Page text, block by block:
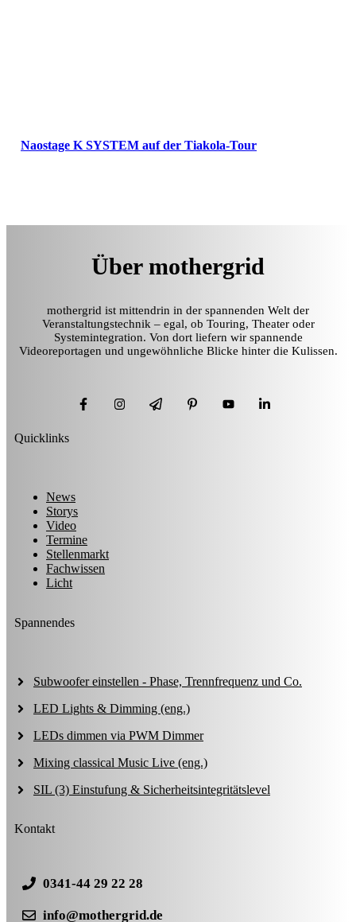
Naostage K SYSTEM auf der Tiakola-Tour
Über mothergrid
mothergrid ist mittendrin in der spannenden Welt der
Veranstaltungstechnik – egal, ob Touring, Theater oder
Systemintegration. Von dort liefern wir spannende
Videoreportagen und ungewöhnliche Blicke hinter die Kulissen.
Quicklinks
News
Storys
Video
Termine
Stellenmarkt
Fachwissen
Licht
Spannendes
Subwoofer einstellen - Phase, Trennfrequenz und Co.
LED Lights & Dimming (eng.)
LEDs dimmen via PWM Dimmer
Mixing classical Music Live (eng.)
SIL (3) Einstufung & Sicherheitsintegritätslevel
Kontakt
0341-44 29 22 28
info@mothergrid.de